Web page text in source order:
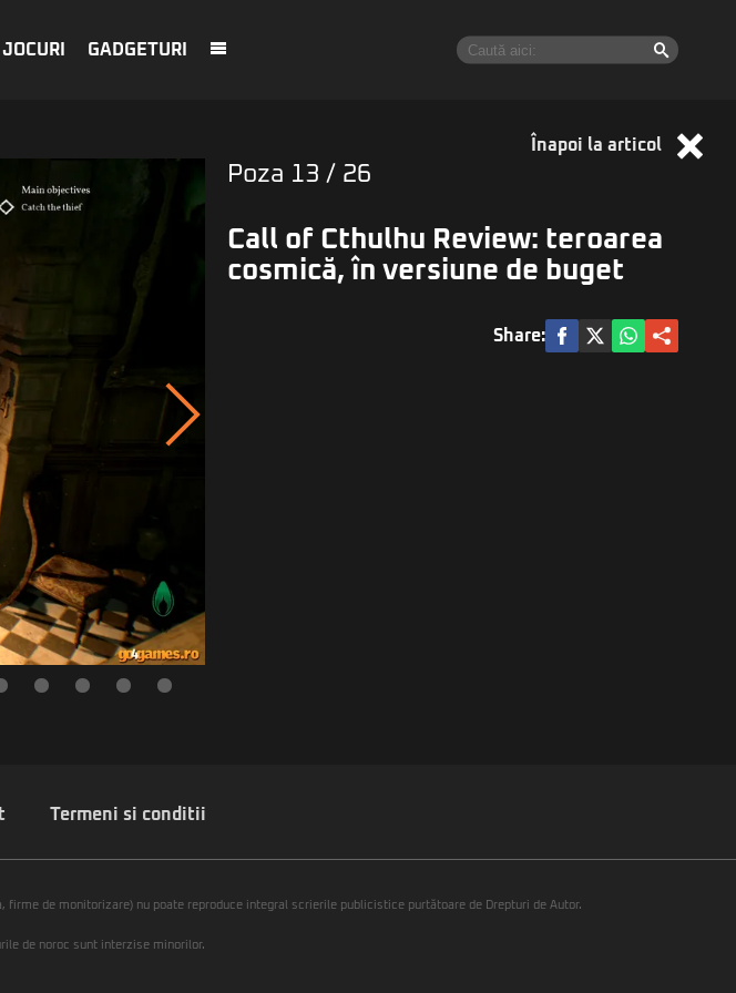
JOCURI GADGETURI
Înapoi la articol
Poza 13 / 26
Call of Cthulhu Review: teroarea
cosmică, în versiune de buget
Share:
Termeni si conditii
de monitorizare) nu poate reproduce integral scrierile publicistice purtătoare de Drepturi de Autor.
de noroc sunt interzise minorilor.